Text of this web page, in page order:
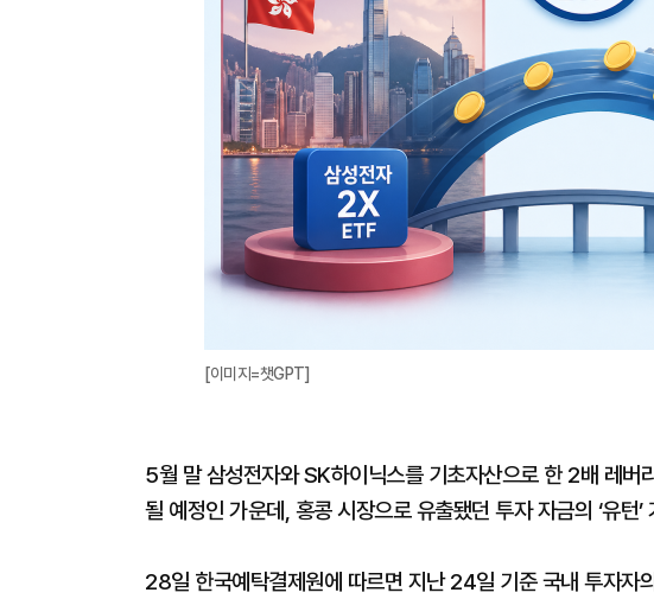
[이미지=챗GPT]
5월 말 삼성전자와 SK하이닉스를 기초자산으로 한 2배 레버
될 예정인 가운데, 홍콩 시장으로 유출됐던 투자 자금의 ‘유턴
28일 한국예탁결제원에 따르면 지난 24일 기준 국내 투자자